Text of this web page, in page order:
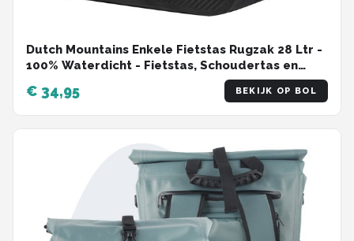
Dutch Mountains Enkele Fietstas Rugzak 28 Ltr -
100% Waterdicht - Fietstas, Schoudertas en
€ 34,95 BEKIJK OP BOL